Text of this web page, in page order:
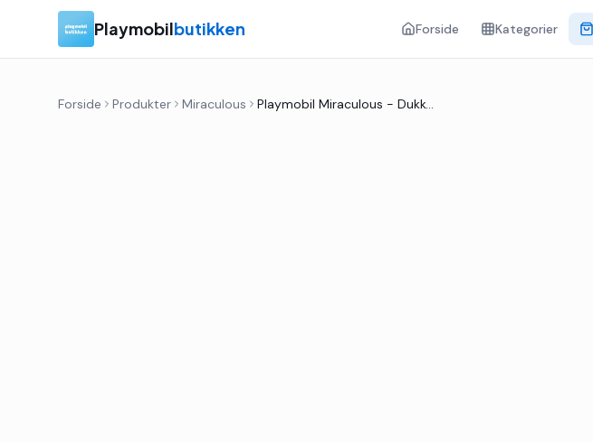
Playmobilbutikken Forside Kategorier
Forside Produkter Miraculous Playmobil Miraculous - Dukkefører - 71341 - 10 Dele